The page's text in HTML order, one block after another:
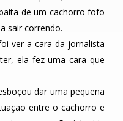
de um cachorro fofo
sair correndo.
ver a cara da jornalista
ela fez uma cara que
dar uma pequena
entre o cachorro e